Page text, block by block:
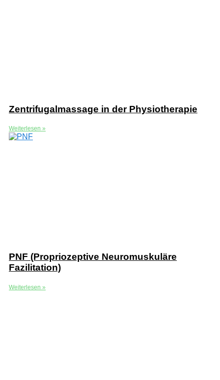
Zentrifugalmassage in der Physiotherapie
Weiterlesen »
PNF (Propriozeptive Neuromuskuläre
Fazilitation)
Weiterlesen »